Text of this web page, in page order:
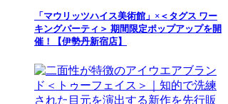
「マウリッツハイス美術館」×＜タグス ワー
キングパーティ＞ 期間限定ポップアップを開
催！【伊勢丹新宿店】